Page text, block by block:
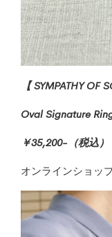
【 SYMPATHY OF
Oval Signature
￥35,200-（税込）
オンラインショッ